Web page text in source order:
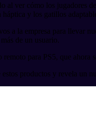
al ver cómo los jugadores
y los gatillos
a la empresa para llevar
de un usuario.
para PS5, que
estos productos y revela un